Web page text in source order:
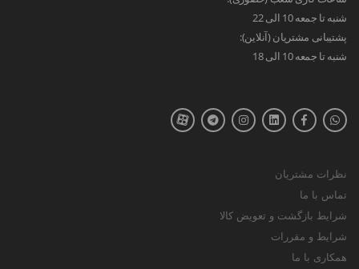
شنبه تا جمعه 10 الی 22
پشتیبانی مشتریان (آنلاین):
شنبه تا جمعه 10 الی 18
نظرات مشتریان
تماس با ما
شرایط بازگشت و تعویض کالا
شرایط و مقررات
همکاری با ما